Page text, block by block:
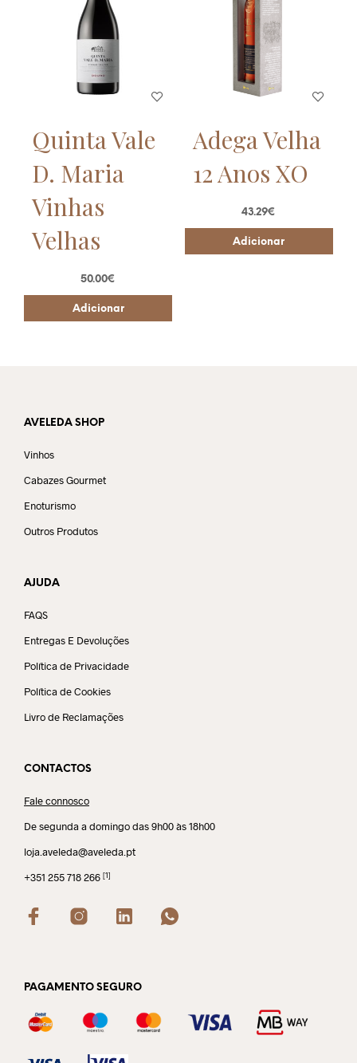
Quinta Vale
D. Maria
Vinhas
Velhas
50.00€
Adicionar
Adega Velha
12 Anos XO
43.29€
Adicionar
AVELEDA SHOP
Vinhos
Cabazes Gourmet
Enoturismo
Outros Produtos
AJUDA
FAQS
Entregas E Devoluções
Política de Privacidade
Política de Cookies
Livro de Reclamações
CONTACTOS
Fale connosco
De segunda a domingo das 9h00 às 18h00
loja.aveleda@aveleda.pt
+351 255 718 266 [1]
PAGAMENTO SEGURO